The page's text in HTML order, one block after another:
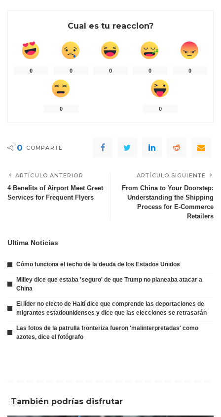
Cual es tu reaccion?
0 0 0 0 0
0 0
0 COMPARTE
ARTÍCULO ANTERIOR
4 Benefits of Airport Meet Greet
Services for Frequent Flyers
ARTÍCULO SIGUIENTE
From China to Your Doorstep:
Understanding the Shipping
Process for E-Commerce
Retailers
Ultima Noticias
Cómo funciona el techo de la deuda de los Estados Unidos
Milley dice que estaba 'seguro' de que Trump no planeaba atacar a
China
El líder no electo de Haití dice que comprende las deportaciones de
migrantes estadounidenses y dice que las elecciones se retrasarán
Las fotos de la patrulla fronteriza fueron 'malinterpretadas' como
azotes, dice el fotógrafo
También podrías disfrutar